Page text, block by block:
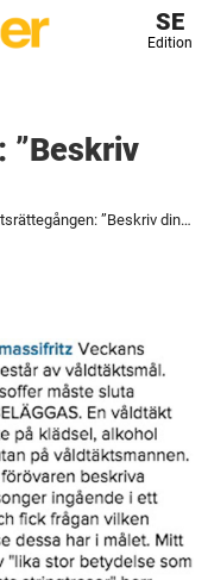
SE
Edition
”Beskriv
Protesten under våldtäktsrättegången: ”Beskriv dina kalsonger”.